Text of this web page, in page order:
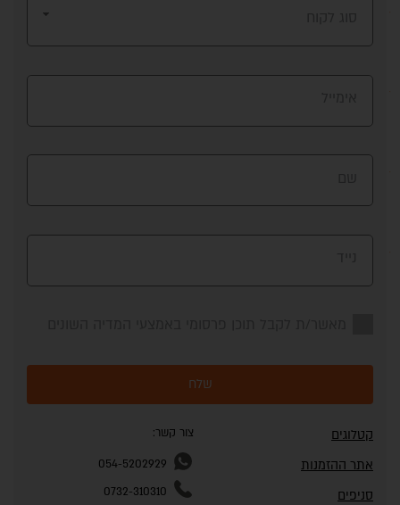
שלח
קטלוגים
אתר ההזמנות
סניפים
צור קשר:
054-5202929
0732-310310